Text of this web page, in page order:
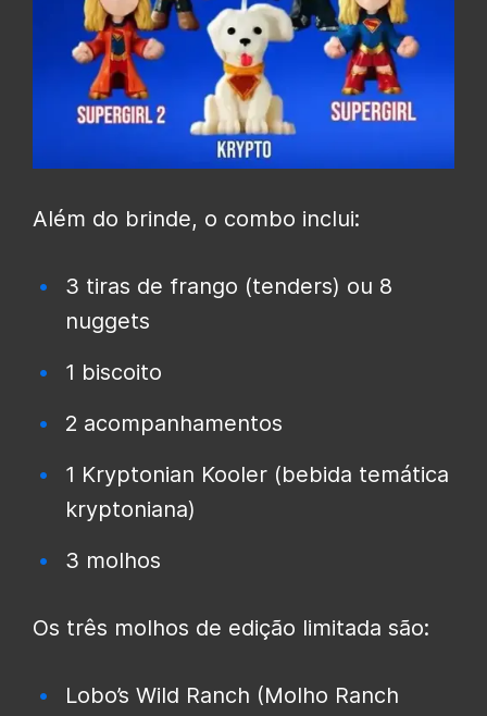
Além do brinde, o combo inclui:
3 tiras de frango (tenders) ou 8
nuggets
1 biscoito
2 acompanhamentos
1 Kryptonian Kooler (bebida temática
kryptoniana)
3 molhos
Os três molhos de edição limitada são:
Lobo’s Wild Ranch (Molho Ranch